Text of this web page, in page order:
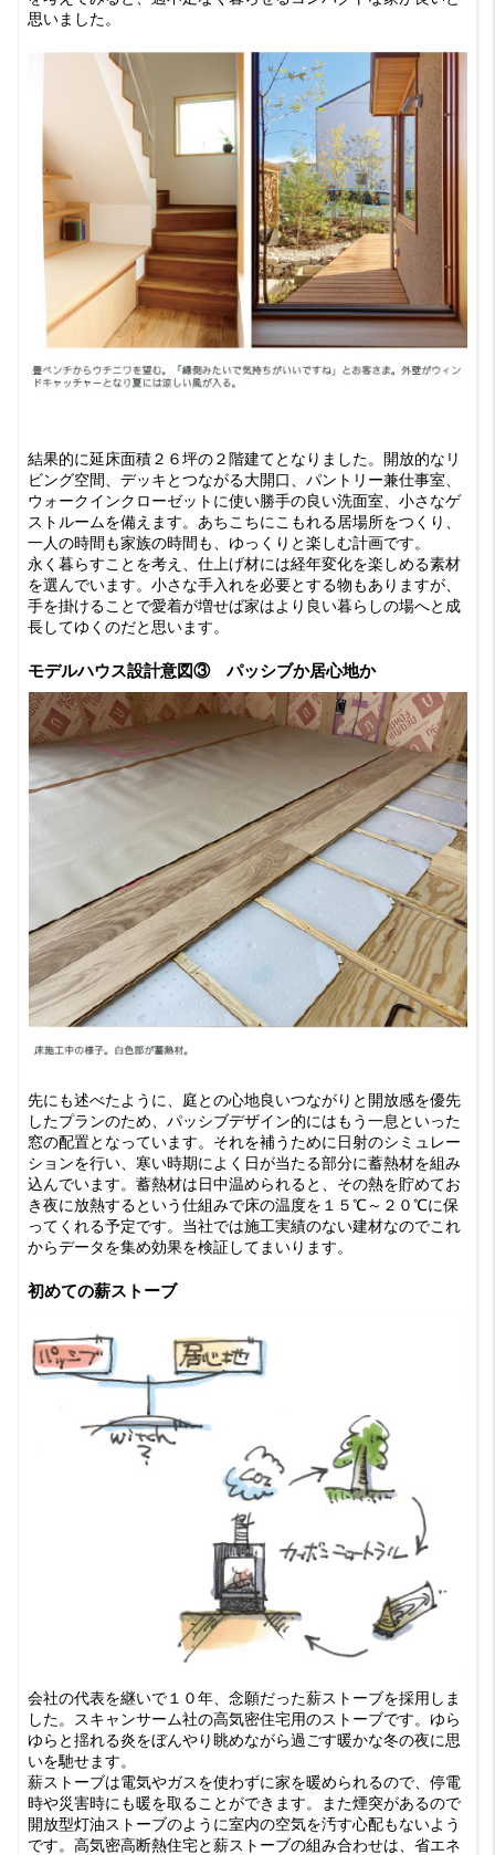
思いました。
結果的に延床面積２６坪の２階建てとなりました。開放的なリ
ビング空間、デッキとつながる大開口、パントリー兼仕事室、
ウォークインクローゼットに使い勝手の良い洗面室、小さなゲ
ストルームを備えます。あちこちにこもれる居場所をつくり、
一人の時間も家族の時間も、ゆっくりと楽しむ計画です。
永く暮らすことを考え、仕上げ材には経年変化を楽しめる素材
を選んでいます。小さな手入れを必要とする物もありますが、
手を掛けることで愛着が増せば家はより良い暮らしの場へと成
長してゆくのだと思います。
モデルハウス設計意図③ パッシブか居心地か
先にも述べたように、庭との心地良いつながりと開放感を優先
したプランのため、パッシブデザイン的にはもう一息といった
窓の配置となっています。それを補うために日射のシミュレー
ションを行い、寒い時期によく日が当たる部分に蓄熱材を組み
込んでいます。蓄熱材は日中温められると、その熱を貯めてお
き夜に放熱するという仕組みで床の温度を１５℃～２０℃に保
ってくれる予定です。当社では施工実績のない建材なのでこれ
からデータを集め効果を検証してまいります。
初めての薪ストーブ
会社の代表を継いで１０年、念願だった薪ストーブを採用しま
した。スキャンサーム社の高気密住宅用のストーブです。ゆら
ゆらと揺れる炎をぼんやり眺めながら過ごす暖かな冬の夜に思
いを馳せます。
薪ストーブは電気やガスを使わずに家を暖められるので、停電
時や災害時にも暖を取ることができます。また煙突があるので
開放型灯油ストーブのように室内の空気を汚す心配もないよう
です。高気密高断熱住宅と薪ストーブの組み合わせは、省エネ